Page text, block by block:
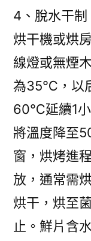
4、脫水干
烘干機或烘
線燈或無煙
為35℃，以
60℃延續1小
將溫度降至
窗，烘烤進
放，通常需
烘干，烘至
止。鮮片含